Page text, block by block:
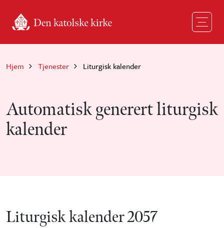
Hjem Tjenester Liturgisk kalender
Automatisk generert liturgisk
kalender
Liturgisk kalender 2057